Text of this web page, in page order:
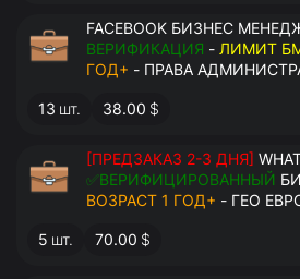
FACEBOOK БИЗНЕС
ВЕРИФИКАЦИЯ - ЛИМИТ
ГОД+ - ПРАВА
13 шт. 38.00 $
[ПРЕДЗАКАЗ 2-3 ДНЯ]
✅ВЕРИФИЦИРОВАННЫЙ
ВОЗРАСТ 1 ГОД+ - ГЕО
- ДОСТУПНО К
НОМЕРОВ - ПРАВА
5 шт. 70.00 $